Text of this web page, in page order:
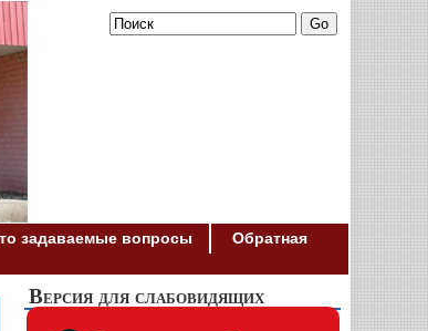
задаваемые вопросы
Обратная
Версия для слабовидящих